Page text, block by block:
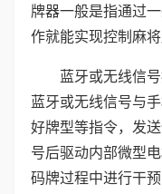
牌器一般是指通过
作就能实现控制麻
蓝牙或无线信
蓝牙或无线信号与
好牌型等指令，发
号后驱动内部微型
码牌过程中进行干预